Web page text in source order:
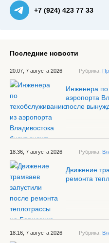
+7 (924) 423 77 33
Последние новости
20:07, 7 августа 2026 Рубрика:
Инженера по
аэропорта
после
18:36, 7 августа 2026 Рубрика:
Движение
ремонта
18:16, 7 августа 2026 Рубрика: